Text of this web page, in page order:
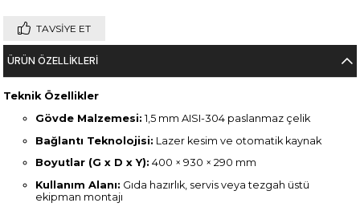
TAVSIYE ET
ÜRÜN ÖZELLIKLERI
Teknik Özellikler
Gövde Malzemesi: 1,5 mm AISI-304 paslanmaz çelik
Bağlantı Teknolojisi: Lazer kesim ve otomatik kaynak
Boyutlar (G x D x Y): 400 × 930 × 290 mm
Kullanım Alanı: Gıda hazırlık, servis veya tezgah üstü
ekipman montajı